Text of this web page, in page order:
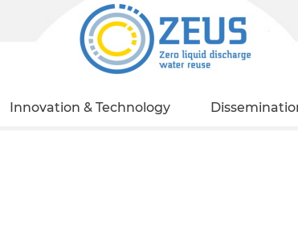
Innovation & Technology